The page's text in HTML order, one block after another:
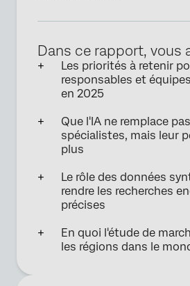
Dans ce rapport, vous
Les priorités à retenir
responsables et
en 2025
Que l'IA ne remplace
spécialistes, mais leur
plus
Le rôle des données
rendre les recherches
précises
En quoi l'étude de
les régions dans le